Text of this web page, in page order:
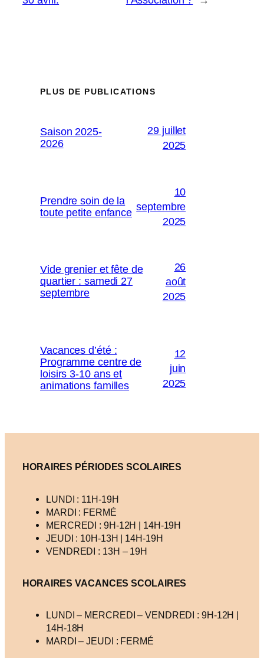
PLUS DE PUBLICATIONS
Saison 2025-
2026
29 juillet
2025
Prendre soin de la
toute petite enfance
10
septembre
2025
Vide grenier et fête de
quartier : samedi 27
septembre
26
août
2025
Vacances d’été :
Programme centre de
loisirs 3-10 ans et
animations familles
12
juin
2025
HORAIRES PÉRIODES SCOLAIRES
LUNDI : 11H-19H
MARDI : FERMÉ
MERCREDI : 9H-12H | 14H-19H
JEUDI : 10H-13H | 14H-19H
VENDREDI : 13H – 19H
HORAIRES VACANCES SCOLAIRES
LUNDI – MERCREDI – VENDREDI : 9H-12H |
14H-18H
MARDI – JEUDI : FERMÉ